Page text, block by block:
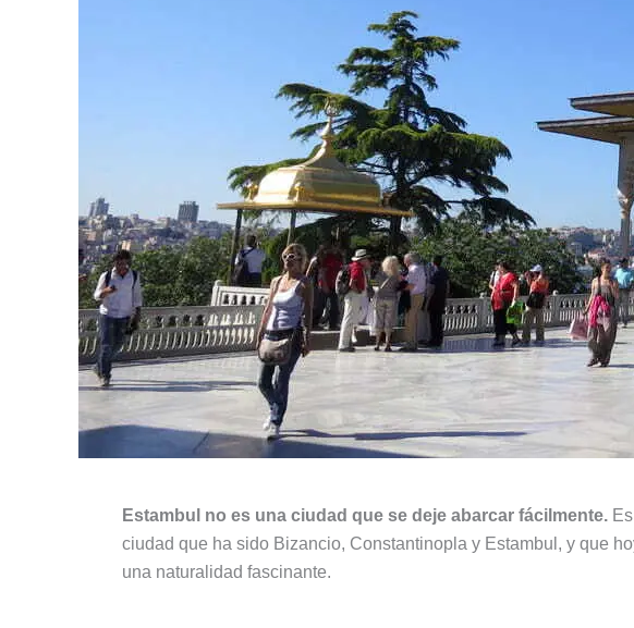
Estambul no es una ciudad que se deje abarcar fácilmente.
ciudad que ha sido Bizancio, Constantinopla y Estambul, y que
una naturalidad fascinante.